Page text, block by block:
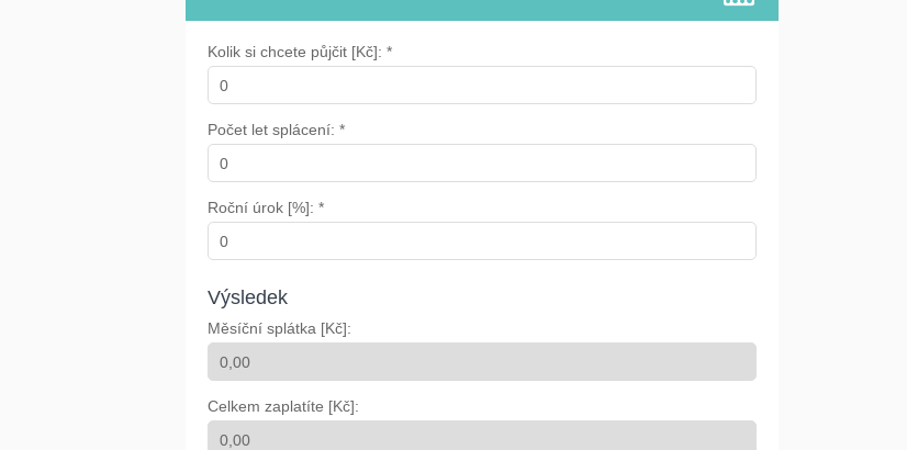
Kolik si chcete půjčit [Kč]: *
Počet let splácení: *
Roční úrok [%]: *
Výsledek
Měsíční splátka [Kč]:
Celkem zaplatíte [Kč]: